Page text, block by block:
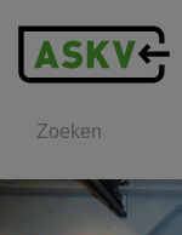
Zoeken